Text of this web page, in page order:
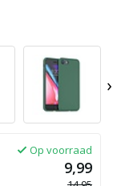
›
Op voorraad
9,99